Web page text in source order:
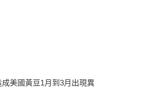
美國黃豆1月到3月出現異